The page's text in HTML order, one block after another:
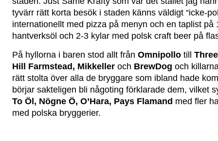
tyvärr rätt korta besök i staden känns väldigt “icke-
internationellt med pizza på menyn och en taplist på
hantverksöl och 2-3 kylar med polsk craft beer på
På hyllorna i baren stod allt från Omnipollo till
Hill Farmstead, Mikkeller och BrewDog och
rätt stolta över alla de bryggare som ibland hade
börjar sakteligen bli någoting förklarade dem, vilket
To Öl, Nögne Ö, O’Hara, Pays Flamand med fler
med polska bryggerier.